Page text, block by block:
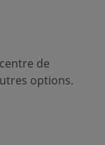
de
options.